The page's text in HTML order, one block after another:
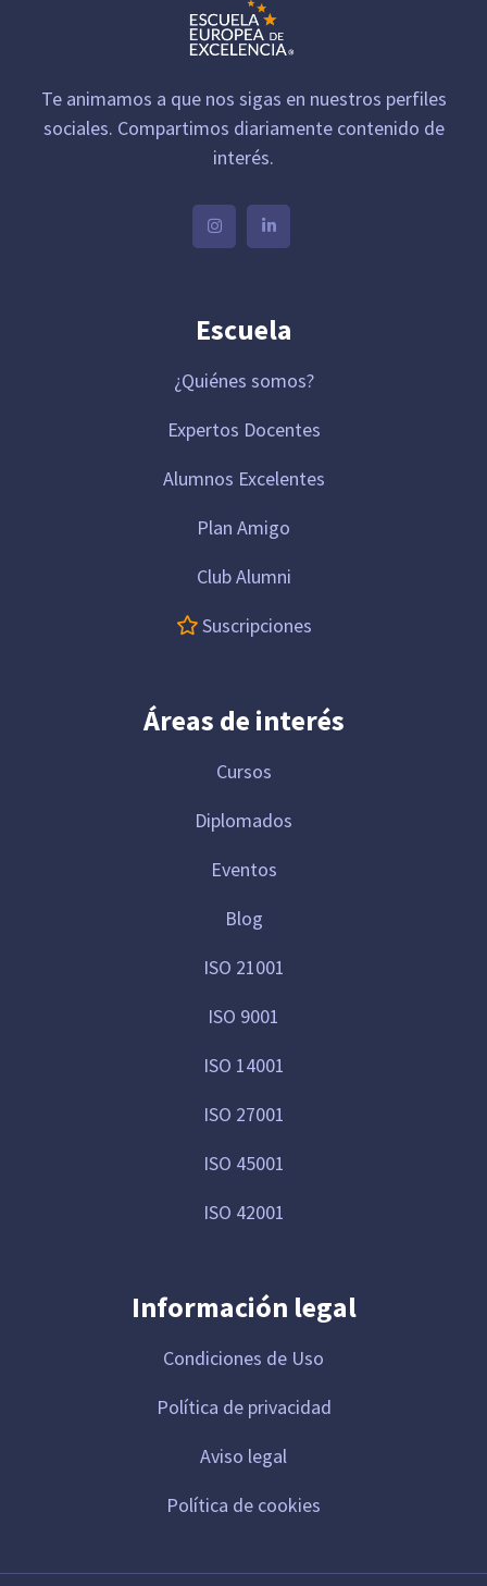
Te animamos a que nos sigas en nuestros perfiles
sociales. Compartimos diariamente contenido de
interés.
Escuela
¿Quiénes somos?
Expertos Docentes
Alumnos Excelentes
Plan Amigo
Club Alumni
Suscripciones
Áreas de interés
Cursos
Diplomados
Eventos
Blog
ISO 21001
ISO 9001
ISO 14001
ISO 27001
ISO 45001
ISO 42001
Información legal
Condiciones de Uso
Política de privacidad
Aviso legal
Política de cookies